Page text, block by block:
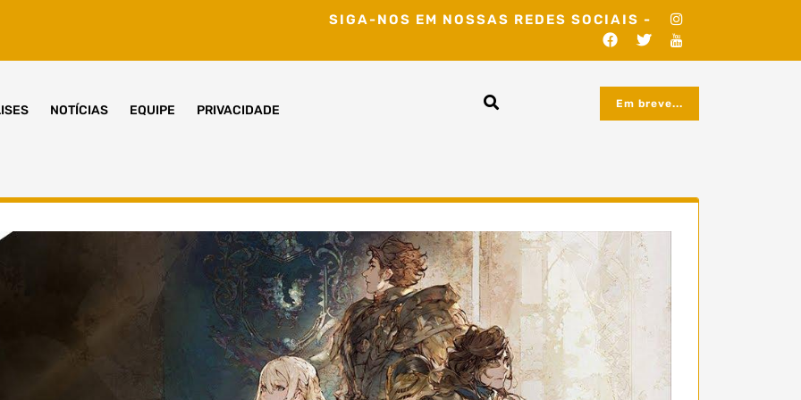
SIGA-NOS EM NOSSAS REDES SOCIAIS -
NOTÍCIAS EQUIPE PRIVACIDADE Em breve...